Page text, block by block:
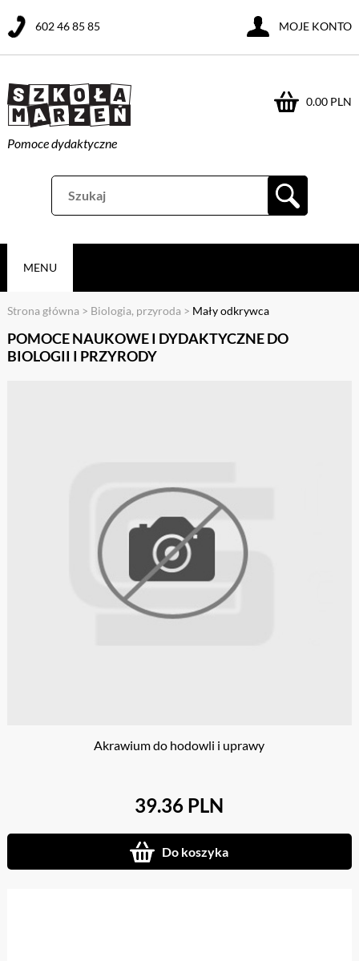
Pomoce dydaktyczne
0.00 PLN
602 46 85 85 MOJE KONTO
MENU
Strona główna > Biologia, przyroda > Mały odkrywca
POMOCE NAUKOWE I DYDAKTYCZNE DO
BIOLOGII I PRZYRODY
Akrawium do hodowli i uprawy
39.36 PLN
Do koszyka